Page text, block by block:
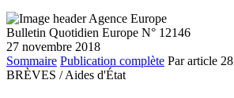
Bulletin Quotidien Europe N° 12146
27 novembre 2018
Sommaire Publication complète Par article 28
BRÈVES / Aides d'État